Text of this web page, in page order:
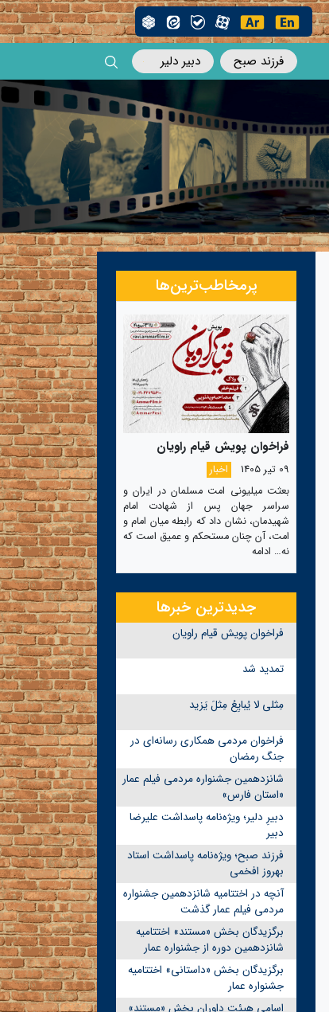
فرزند صبح دبیر دلیر
پرمخاطب‌ترین‌ها
فراخوان پویش قیام راویان
09 تیر 1405
اخبار
بعثت میلیونی امت مسلمان در ایران و
سراسر جهان پس از شهادت امام
شهیدمان، نشان داد که رابطه میان امام و
امت، آن چنان مستحکم و عمیق است که
نه… ادامه
جدیدترین خبرها
فراخوان پویش قیام راویان
تمدید شد
مِثلی لا یُبایِعُ مِثلَ یَزید
فراخوان مردمی همکاری رسانه‌ای در
جنگ رمضان
شانزدهمین جشنواره مردمی فیلم عمار
«استان فارس»
دبیرِ دلیر؛ ویژه‌نامه پاسداشت علیرضا
دبیر
فرزند صبح؛ ویژه‌نامه پاسداشت استاد
بهروز افخمی
آنچه در اختتامیه شانزدهمین جشنواره
مردمی فیلم عمار گذشت
برگزیدگان بخش «مستند» اختتامیه
شانزدهمین دوره از جشنواره عمار
برگزیدگان بخش «داستانی» اختتامیه
جشنواره عمار
اسامی هیئت داوران بخش «مستند»